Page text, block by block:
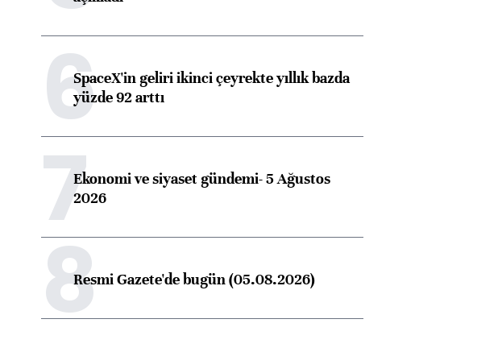
6SpaceX'in geliri ikinci çeyrekte yıllık bazda
yüzde 92 arttı
7Ekonomi ve siyaset gündemi- 5 Ağustos
2026
8Resmi Gazete'de bugün (05.08.2026)